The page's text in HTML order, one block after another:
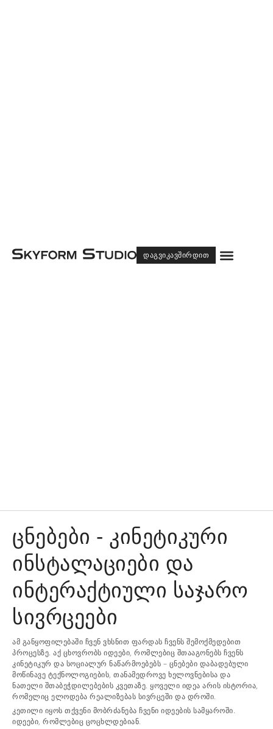
ᲓᲐᲒᲕᲘᲙᲐᲕᲨᲘᲠᲓᲘᲗ Menu
ცნებები - კინეტიკური
ინსტალაციები და
ინტერაქტიული საჯარო
სივრცეები
ამ განყოფილებაში ჩვენ ვხსნით ფარდას ჩვენს შემოქმედებით
პროცესზე. აქ ცხოვრობს იდეები, რომლებიც შთააგონებს ჩვენს
კინეტიკურ და სოციალურ ნაწარმოებებს – ცნებები დაბადებული
მოწინავე ტექნოლოგიების, თანამედროვე ხელოვნებისა და
ნათელი შთაბეჭდილებების კვეთაზე. ყოველი იდეა არის ისტორია,
რომელიც ელოდება რეალიზებას სივრცეში და დროში.
კეთილი იყოს თქვენი მობრძანება ჩვენი იდეების სამყაროში.
იდეები, რომლებიც ცოცხლდებიან.